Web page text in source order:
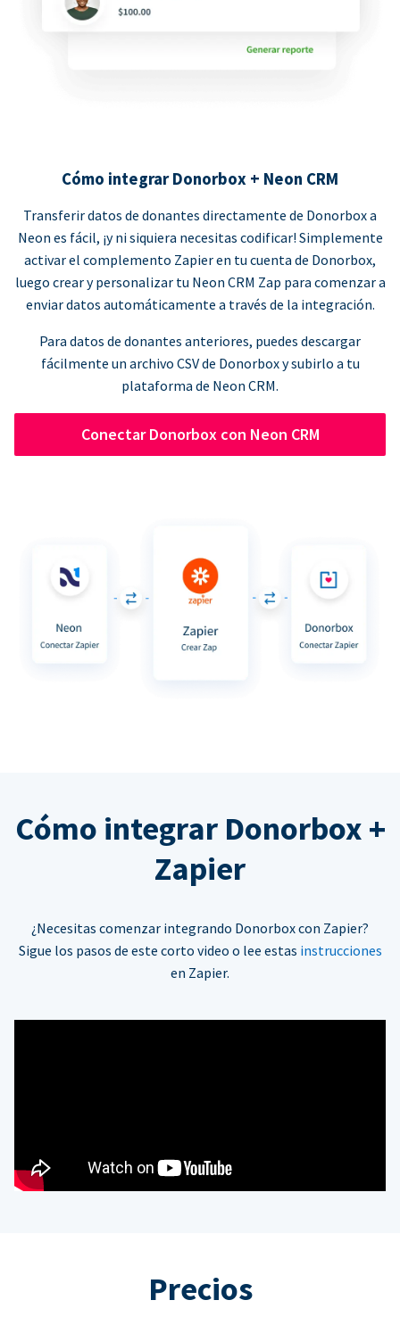
Cómo integrar Donorbox + Neon CRM
Transferir datos de donantes directamente de Donorbox a
Neon es fácil, ¡y ni siquiera necesitas codificar! Simplemente
activar el complemento Zapier en tu cuenta de Donorbox,
luego crear y personalizar tu Neon CRM Zap para comenzar a
enviar datos automáticamente a través de la integración.
Para datos de donantes anteriores, puedes descargar
fácilmente un archivo CSV de Donorbox y subirlo a tu
plataforma de Neon CRM.
Conectar Donorbox con Neon CRM
Cómo integrar Donorbox +
Zapier
¿Necesitas comenzar integrando Donorbox con Zapier?
Sigue los pasos de este corto video o lee estas instrucciones
en Zapier.
Precios